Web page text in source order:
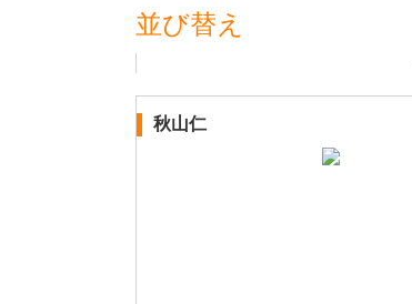
並び替え
秋山仁